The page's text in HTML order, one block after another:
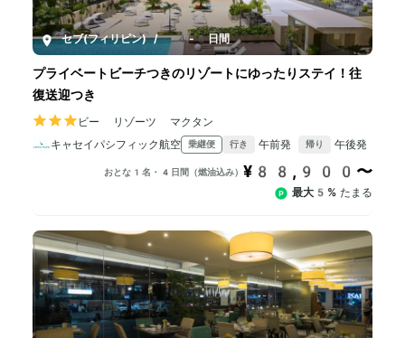
セブ(フィリピン) / 4-6日間
プライベートビーチつきのリゾートにゆったりステイ！往
復送迎つき
ビー リゾーツ マクタン
キャセイパシフィック航空
乗継便 行き 午前発 帰り 午後発
おとな1名・4日間（燃油込み） ¥88,900〜
最大5% たまる